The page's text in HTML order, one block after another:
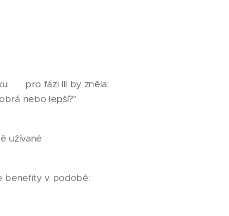
➡️ pro fázi III by zněla:
nebo lepší?"❓️
užívané
benefity v podobě: